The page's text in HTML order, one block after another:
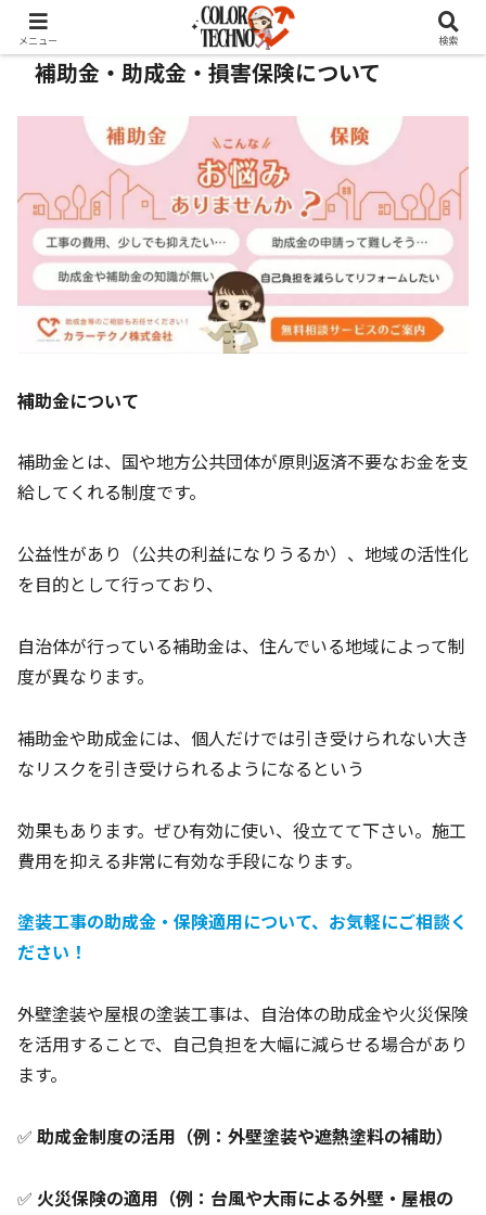
補助金・助成金・損害保険について
補助金について
補助金とは、国や地方公共団体が原則返済不要なお金を支
給してくれる制度です。
公益性があり（公共の利益になりうるか）、地域の活性化
を目的として行っており、
自治体が行っている補助金は、住んでいる地域によって制
度が異なります。
補助金や助成金には、個人だけでは引き受けられない大き
なリスクを引き受けられるようになるという
効果もあります。ぜひ有効に使い、役立てて下さい。施工
費用を抑える非常に有効な手段になります。
塗装工事の助成金・保険適用について、お気軽にご相談く
ださい！
外壁塗装や屋根の塗装工事は、自治体の助成金や火災保険
を活用することで、自己負担を大幅に減らせる場合があり
ます。
✅ 助成金制度の活用（例：外壁塗装や遮熱塗料の補助）
✅ 火災保険の適用（例：台風や大雨による外壁・屋根の
メニュー 検索